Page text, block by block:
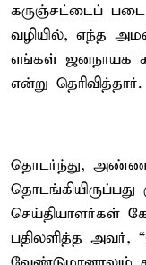
கருஞ்சட்டைப் படை
வழியில், எந்த
எங்கள் ஜனநாயக
என்று தெரிவித்தார்.
தொடர்ந்து,
செய்தியாளர்கள்
பதிலளித்த அவர்,